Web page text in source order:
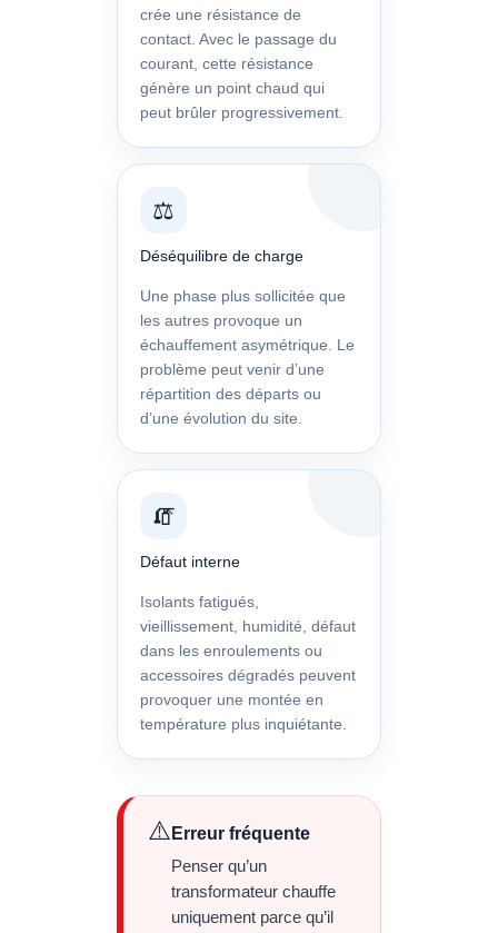
crée une résistance de
contact. Avec le passage du
courant, cette résistance
génère un point chaud qui
peut brûler progressivement.
⚖️
Déséquilibre de charge
Une phase plus sollicitée que
les autres provoque un
échauffement asymétrique. Le
problème peut venir d’une
répartition des départs ou
d’une évolution du site.
🧯
Défaut interne
Isolants fatigués,
vieillissement, humidité, défaut
dans les enroulements ou
accessoires dégradés peuvent
provoquer une montée en
température plus inquiétante.
⚠️ Erreur fréquente
Penser qu’un
transformateur chauffe
uniquement parce qu’il